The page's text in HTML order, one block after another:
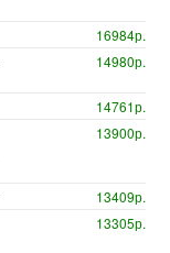
16984р.
14980р.
14761р.
13900р.
13409р.
13305р.